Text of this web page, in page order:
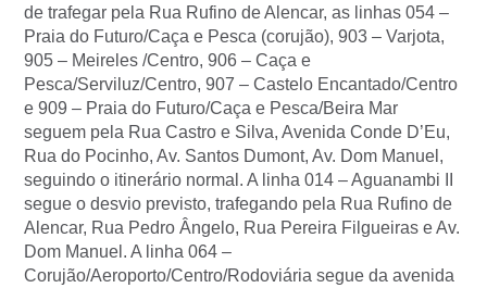
de trafegar pela Rua Rufino de Alencar, as linhas 054 –
Praia do Futuro/Caça e Pesca (corujão), 903 – Varjota,
905 – Meireles /Centro, 906 – Caça e
Pesca/Serviluz/Centro, 907 – Castelo Encantado/Centro
e 909 – Praia do Futuro/Caça e Pesca/Beira Mar
seguem pela Rua Castro e Silva, Avenida Conde D’Eu,
Rua do Pocinho, Av. Santos Dumont, Av. Dom Manuel,
seguindo o itinerário normal. A linha 014 – Aguanambi II
segue o desvio previsto, trafegando pela Rua Rufino de
Alencar, Rua Pedro Ângelo, Rua Pereira Filgueiras e Av.
Dom Manuel. A linha 064 –
Corujão/Aeroporto/Centro/Rodoviária segue da avenida